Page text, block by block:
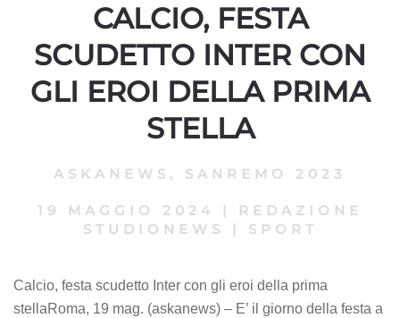
CALCIO, FESTA
SCUDETTO INTER CON
GLI EROI DELLA PRIMA
STELLA
ASKANEWS , SANREMO 2023
19 MAGGIO 2024
REDAZIONE
STUDIONEWS
SPORT
Calcio, festa scudetto Inter con gli eroi della prima
stellaRoma, 19 mag. (askanews) – E’ il giorno della festa a